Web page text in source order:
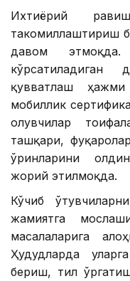
Ихтиёрий
такомиллаштириш
давом этмоқда.
кўрсатиладиган
қувватлаш ҳажми
мобиллик
олувчилар
ташқари,
ўринларини
жорий этилмоқда.
Кўчиб
жамиятга
масалаларига
Ҳудудларда
бериш, тил